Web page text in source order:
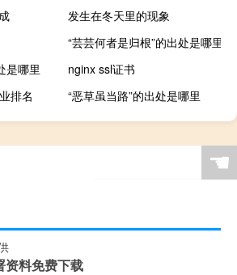
发生在冬天里的现象
“芸芸何者是归根”的出处是哪里
是哪里
nginx ssl证书
排名
“恶草虽当路”的出处是哪里
☚
资料免费下载